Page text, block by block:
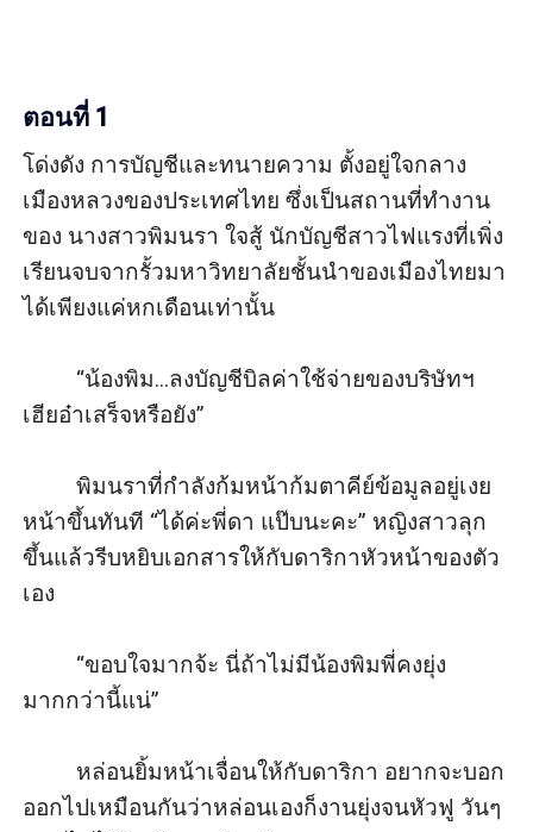
ตอนที่ 1
โด่งดัง การบัญชีและทนายความ ตั้งอยู่ใจกลาง
เมืองหลวงของประเทศไทย ซึ่งเป็นสถานที่ทำงาน
ของ นางสาวพิมนรา ใจสู้ นักบัญชีสาวไฟแรงที่เพิ่ง
เรียนจบจากรั้วมหาวิทยาลัยชั้นนำของเมืองไทยมา
ได้เพียงแค่หกเดือนเท่านั้น
“น้องพิม...ลงบัญชีบิลค่าใช้จ่ายของบริษัทฯ
เฮียอ๋าเสร็จหรือยัง”
พิมนราที่กำลังก้มหน้าก้มตาคีย์ข้อมูลอยู่เงย
หน้าขึ้นทันที “ได้ค่ะพี่ดา แป๊บนะคะ” หญิงสาวลุก
ขึ้นแล้วรีบหยิบเอกสารให้กับดาริกาหัวหน้าของตัว
เอง
“ขอบใจมากจ้ะ นี่ถ้าไม่มีน้องพิมพี่คงยุ่ง
มากกว่านี้แน่”
หล่อนยิ้มหน้าเจื่อนให้กับดาริกา อยากจะบอก
ออกไปเหมือนกันว่าหล่อนเองก็งานยุ่งจนหัวฟู วันๆ